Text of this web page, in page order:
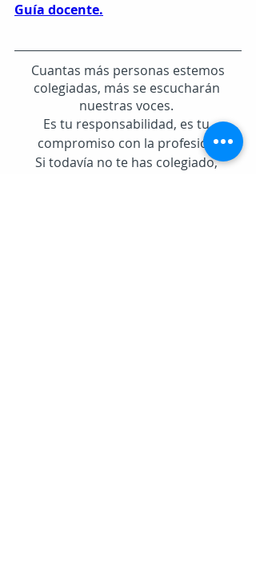
Guía docente.
colegiadas, más se escucharán
nuestras voces.
Es tu responsabilidad, es tu
compromiso con la profesión.
Si todavía no te has colegiado,